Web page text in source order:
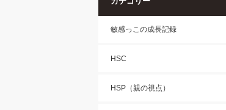
敏感っこの成長記録
HSC
HSP（親の視点）